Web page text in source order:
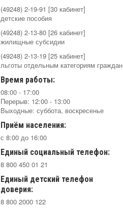
(49248) 2-19-91 [30 кабинет]
детские пособия
(49248) 2-13-80 [26 кабинет]
жилищные субсидии
(49248) 2-13-19 [25 кабинет]
льготы отдельным категориям граждан
Время работы:
08:00 - 17:00
Перерыв: 12:00 - 13:00
Выходные: суббота, воскресенье
Приём населения:
с 8:00 до 16:00
Единый социальный телефон:
8 800 450 01 21
Единый детский телефон
доверия:
8 800 2000 122